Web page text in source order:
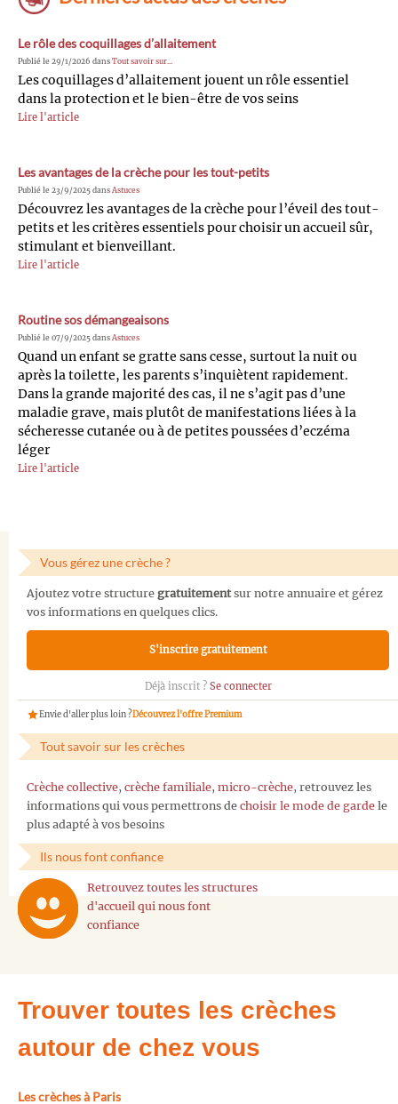
Le rôle des coquillages d’allaitement
Publié le 29/1/2026 dans Tout savoir sur...
Les coquillages d’allaitement jouent un rôle essentiel
dans la protection et le bien-être de vos seins
Lire l'article
Les avantages de la crèche pour les tout-petits
Publié le 23/9/2025 dans Astuces
Découvrez les avantages de la crèche pour l’éveil des tout-
petits et les critères essentiels pour choisir un accueil sûr,
stimulant et bienveillant.
Lire l'article
Routine sos démangeaisons
Publié le 07/9/2025 dans Astuces
Quand un enfant se gratte sans cesse, surtout la nuit ou
après la toilette, les parents s’inquiètent rapidement.
Dans la grande majorité des cas, il ne s’agit pas d’une
maladie grave, mais plutôt de manifestations liées à la
sécheresse cutanée ou à de petites poussées d’eczéma
léger
Lire l'article
Vous gérez une crèche ?
Ajoutez votre structure gratuitementsur notre annuaire et gérez
vos informations en quelques clics.
S'inscrire gratuitement
Déjà inscrit ? Se connecter
Envie d'aller plus loin ?Découvrez l'offre Premium
Tout savoir sur les crèches
Crèche collective, crèche familiale, micro-crèche, retrouvez les
informations qui vous permettrons de choisir le mode de garde le
plus adapté à vos besoins
Ils nous font confiance
Retrouvez toutes les structures
d'accueil qui nous font
confiance
Trouver toutes les crèches
autour de chez vous
Les crèches à Paris